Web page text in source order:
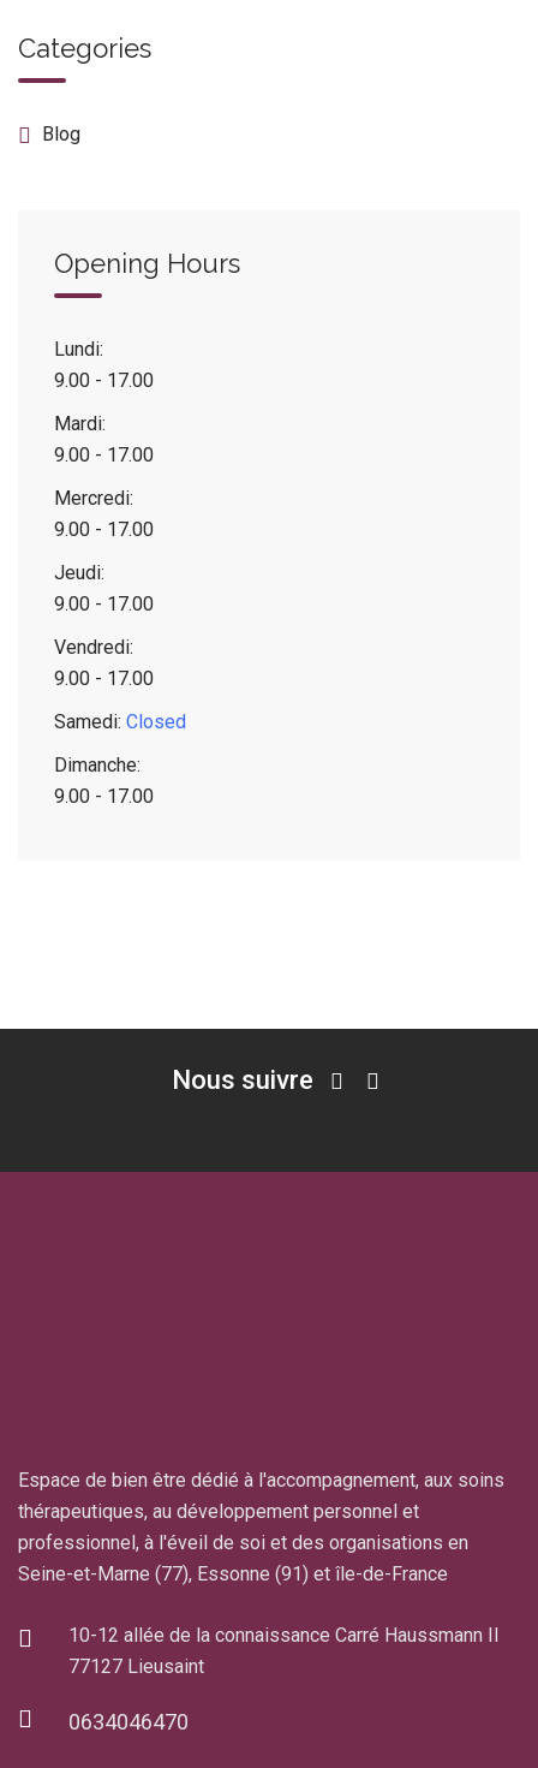
Categories
Blog
Opening Hours
Lundi:
9.00 - 17.00
Mardi:
9.00 - 17.00
Mercredi:
9.00 - 17.00
Jeudi:
9.00 - 17.00
Vendredi:
9.00 - 17.00
Samedi: Closed
Dimanche:
9.00 - 17.00
Nous suivre
Espace de bien être dédié à l'accompagnement, aux soins
thérapeutiques, au développement personnel et
professionnel, à l'éveil de soi et des organisations en
Seine-et-Marne (77), Essonne (91) et île-de-France
10-12 allée de la connaissance Carré Haussmann II
77127 Lieusaint
0634046470